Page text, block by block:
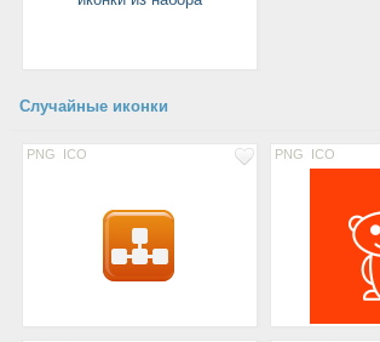
Случайные иконки
PNG ICO PNG ICO